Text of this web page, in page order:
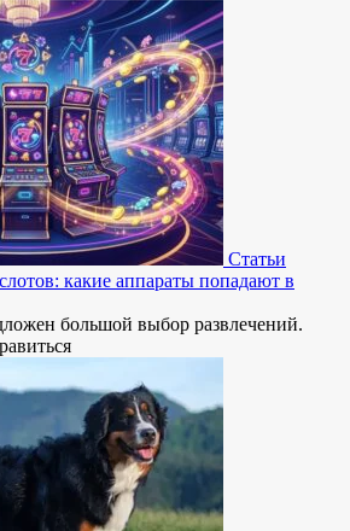
Статьи
какие аппараты попадают в
большой выбор развлечений.